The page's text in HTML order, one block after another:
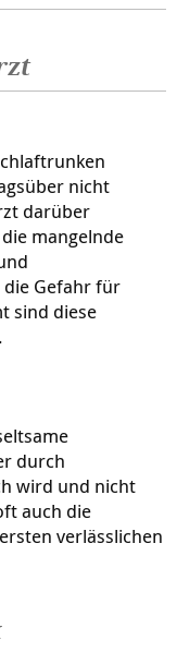
nicht
darüber
mangelnde
die Gefahr für
sind diese
durch
wird und nicht
auch die
verlässlichen